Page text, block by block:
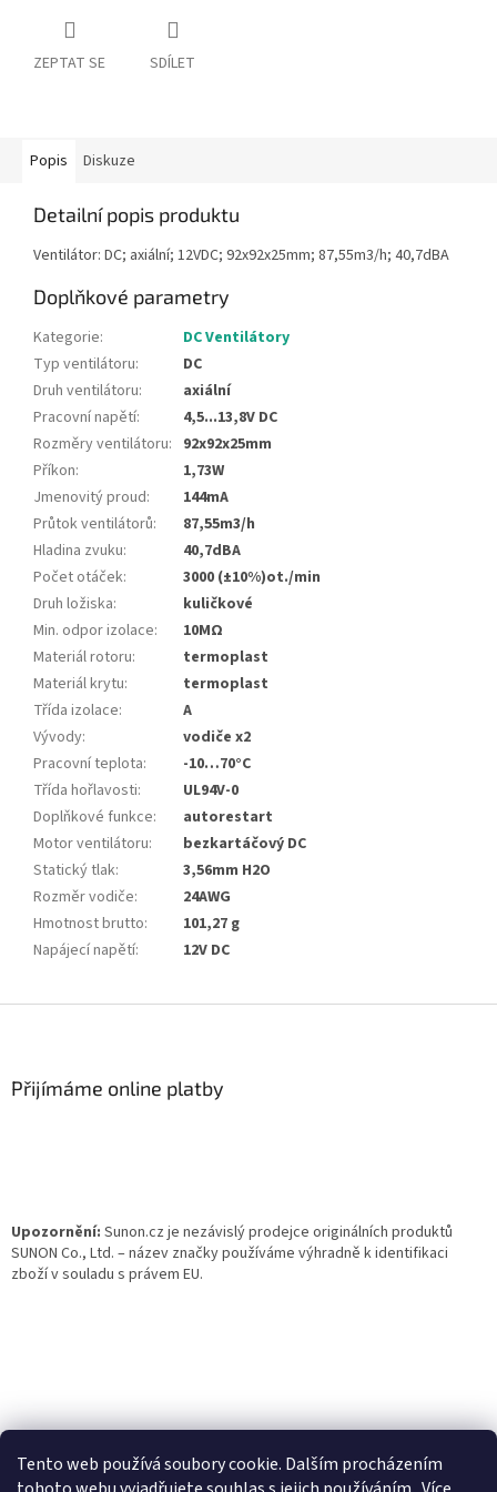
Tento web používá soubory cookie. Dalším procházením
ZEPTAT SE SDÍLET
Popis Diskuze
Detailní popis produktu
Ventilátor: DC; axiální; 12VDC; 92x92x25mm; 87,55m3/h; 40,7dBA
Doplňkové parametry
Kategorie:
DC Ventilátory
Typ ventilátoru:
DC
Druh ventilátoru:
axiální
Pracovní napětí:
4,5...13,8V DC
Rozměry ventilátoru: 92x92x25mm
Příkon:
1,73W
Jmenovitý proud:
144mA
Průtok ventilátorů:
87,55m3/h
Hladina zvuku:
40,7dBA
Počet otáček:
3000 (±10%)ot./min
Druh ložiska:
kuličkové
Min. odpor izolace:
10MΩ
Materiál rotoru:
termoplast
Materiál krytu:
termoplast
Třída izolace:
A
Vývody:
vodiče x2
Pracovní teplota:
-10…70°C
Třída hořlavosti:
UL94V-0
Doplňkové funkce:
autorestart
Motor ventilátoru:
bezkartáčový DC
Statický tlak:
3,56mm H2O
Rozměr vodiče:
24AWG
Hmotnost brutto:
101,27 g
Napájecí napětí: 12V DC
Přijímáme online platby
Upozornění: Sunon.cz je nezávislý prodejce originálních produktů
SUNON Co., Ltd. – název značky používáme výhradně k identifikaci
zboží v souladu s právem EU.